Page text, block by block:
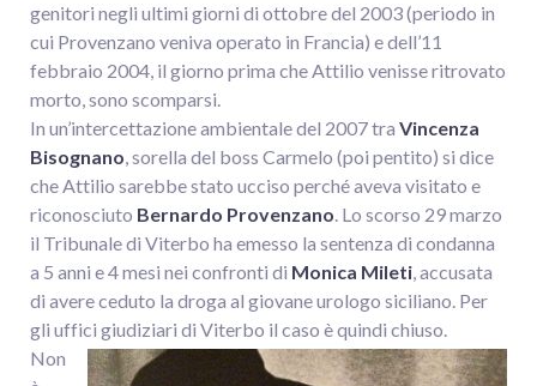
genitori negli ultimi giorni di ottobre del 2003 (periodo in
cui Provenzano veniva operato in Francia) e dell’11
febbraio 2004, il giorno prima che Attilio venisse ritrovato
morto, sono scomparsi.
In un’intercettazione ambientale del 2007 tra Vincenza
Bisognano, sorella del boss Carmelo (poi pentito) si dice
che Attilio sarebbe stato ucciso perché aveva visitato e
riconosciuto Bernardo Provenzano. Lo scorso 29 marzo
il Tribunale di Viterbo ha emesso la sentenza di condanna
a 5 anni e 4 mesi nei confronti di Monica Mileti, accusata
di avere ceduto la droga al giovane urologo siciliano. Per
gli uffici giudiziari di Viterbo il caso è quindi chiuso.
Non